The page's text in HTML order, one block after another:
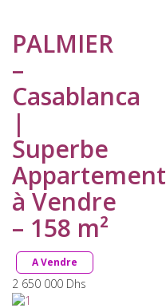
PALMIER
–
Casablanca
|
Superbe
Appartement
à Vendre
– 158 m²
A Vendre
2 650 000 Dhs